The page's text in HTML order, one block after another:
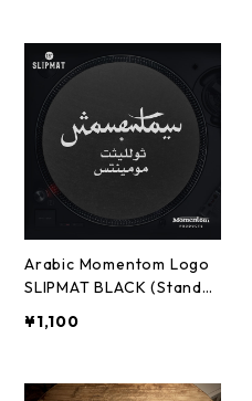
Arabic Momentom Logo
SLIPMAT BLACK (Standar
¥1,100